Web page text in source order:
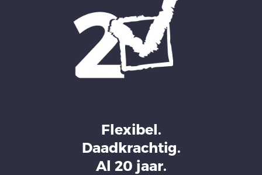
Flexibel.
Daadkrachtig.
Al 20 jaar.